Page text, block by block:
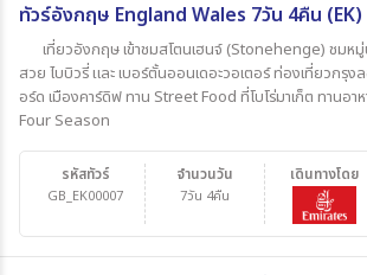
ทัวร์อังกฤษ England Wales 7วัน 4คืน (EK)
เที่ยวอังกฤษ เข้าชมสโตนเฮนจ์ (Stonehenge) ชมห
สวย ไบบิวรี่ และ เบอร์ตั้นออนเดอะวอเตอร์ ท่องเที่ยวกรุ
อร์ด เมืองคาร์ดิฟ ทาน Street Food ที่โบโร่มาเก็ต ทานอา
Four Season
รหัสทัวร์
GB_EK00007
จำนวนวัน
7วัน 4คืน
เดินทางโดย